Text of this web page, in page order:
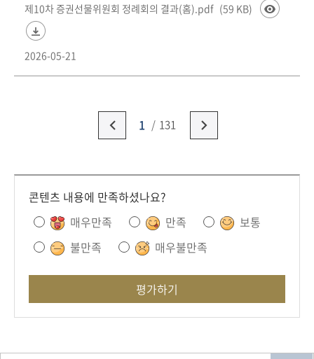
제10차 증권선물위원회 정례회의 결과(홈).pdf (59 KB)
2026-05-21
1 131
콘텐츠 내용에 만족하셨나요?
매우만족
만족
보통
불만족
매우불만족
평가하기